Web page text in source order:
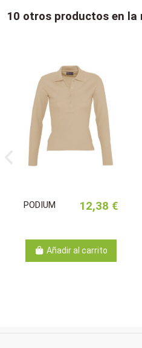
10 otros productos en la
PODIUM 12,38 €
Añadir al carrito